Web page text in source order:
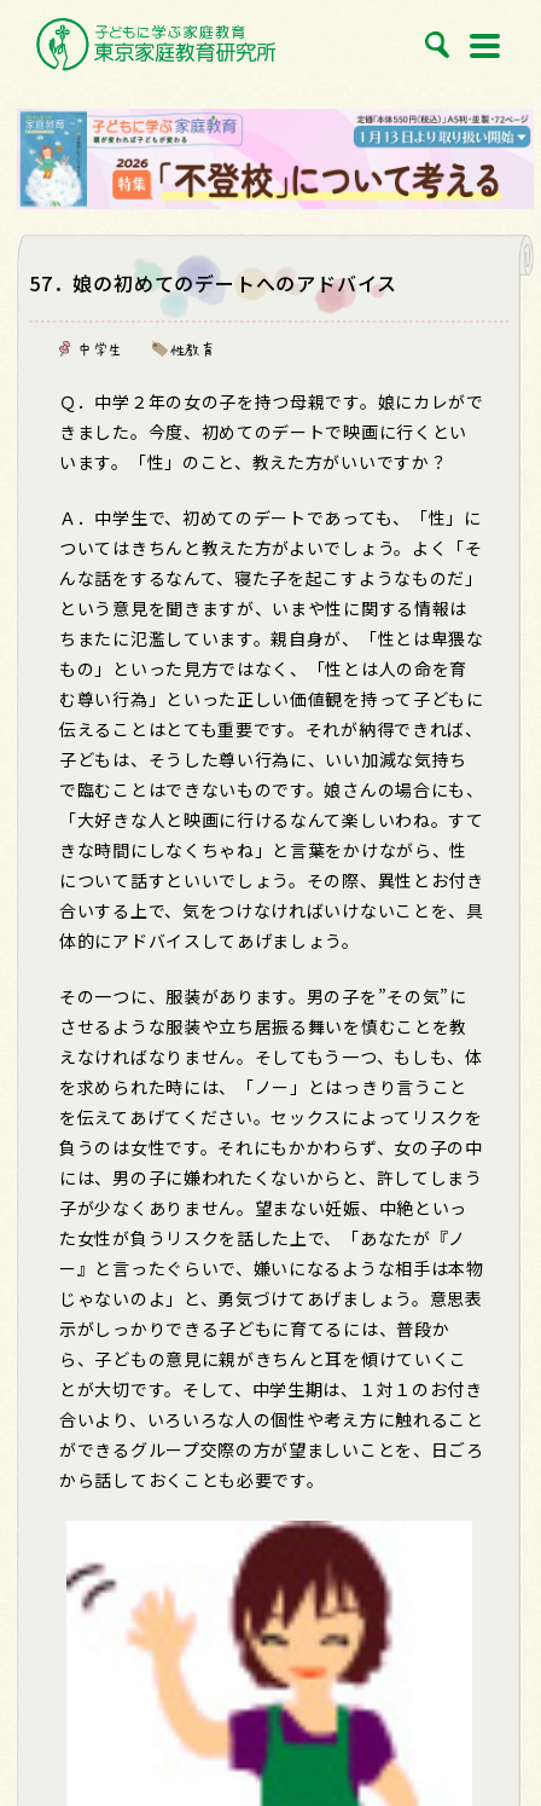
57．娘の初めてのデートへのアドバイス
中学生 性教育
Ｑ．中学２年の女の子を持つ母親です。娘にカレがで
きました。今度、初めてのデートで映画に行くとい
います。「性」のこと、教えた方がいいですか？
Ａ．中学生で、初めてのデートであっても、「性」に
ついてはきちんと教えた方がよいでしょう。よく「そ
んな話をするなんて、寝た子を起こすようなものだ」
という意見を聞きますが、いまや性に関する情報は
ちまたに氾濫しています。親自身が、「性とは卑猥な
もの」といった見方ではなく、「性とは人の命を育
む尊い行為」といった正しい価値観を持って子どもに
伝えることはとても重要です。それが納得できれば、
子どもは、そうした尊い行為に、いい加減な気持ち
で臨むことはできないものです。娘さんの場合にも、
「大好きな人と映画に行けるなんて楽しいわね。すて
きな時間にしなくちゃね」と言葉をかけながら、性
について話すといいでしょう。その際、異性とお付き
合いする上で、気をつけなければいけないことを、具
体的にアドバイスしてあげましょう。
その一つに、服装があります。男の子を”その気”に
させるような服装や立ち居振る舞いを慎むことを教
えなければなりません。そしてもう一つ、もしも、体
を求められた時には、「ノー」とはっきり言うこと
を伝えてあげてください。セックスによってリスクを
負うのは女性です。それにもかかわらず、女の子の中
には、男の子に嫌われたくないからと、許してしまう
子が少なくありません。望まない妊娠、中絶といっ
た女性が負うリスクを話した上で、「あなたが『ノ
ー』と言ったぐらいで、嫌いになるような相手は本物
じゃないのよ」と、勇気づけてあげましょう。意思表
示がしっかりできる子どもに育てるには、普段か
ら、子どもの意見に親がきちんと耳を傾けていくこ
とが大切です。そして、中学生期は、１対１のお付き
合いより、いろいろな人の個性や考え方に触れること
ができるグループ交際の方が望ましいことを、日ごろ
から話しておくことも必要です。